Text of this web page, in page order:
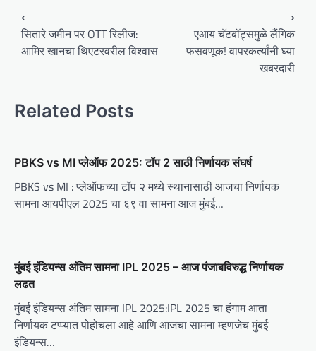
o
n
a
i
g
a
o
n
⟵
सितारे जमीन पर OTT रिलीज:
आमिर खानचा थिएटरवरील विश्वास
एआय चॅटबॉट्समुळे लैंगिक
फसवणूक! वापरकर्त्यांनी घ्या
खबरदारी
⟶
Related Posts
PBKS vs MI प्लेऑफ 2025: टॉप 2 साठी निर्णायक संघर्ष
PBKS vs MI : प्लेऑफच्या टॉप २ मध्ये स्थानासाठी आजचा निर्णायक
सामना आयपीएल 2025 चा ६९ वा सामना आज मुंबई…
मुंबई इंडियन्स अंतिम सामना IPL 2025 – आज पंजाबविरुद्ध निर्णायक
लढत
मुंबई इंडियन्स अंतिम सामना IPL 2025:IPL 2025 चा हंगाम आता
निर्णायक टप्प्यात पोहोचला आहे आणि आजचा सामना म्हणजेच मुंबई
इंडियन्स…